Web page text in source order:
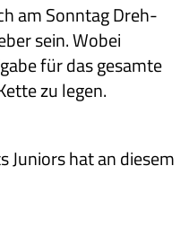
am Sonntag Dreh-
sein. Wobei
für das gesamte
zu legen.
Juniors hat an diesem